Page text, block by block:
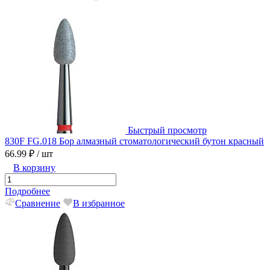
Быстрый просмотр
830F FG.018 Бор алмазный стоматологический бутон красный
66.99 ₽ / шт
В корзину
Подробнее
Сравнение
В избранное